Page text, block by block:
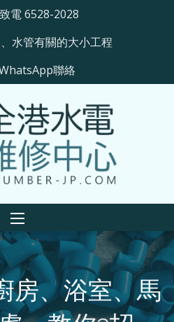
電 6528-2028
水管有關的大小工程
聯絡
房、浴室、馬